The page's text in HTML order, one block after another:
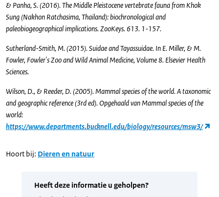
& Panha, S. (2016). The Middle Pleistocene vertebrate fauna from Khok
Sung (Nakhon Ratchasima, Thailand): biochronological and
paleobiogeographical implications. ZooKeys. 613. 1-157.
Sutherland-Smith, M. (2015). Suidae and Tayassuidae. In E. Miller, & M.
Fowler, Fowler's Zoo and Wild Animal Medicine, Volume 8. Elsevier Health
Sciences.
Wilson, D., & Reeder, D. (2005). Mammal species of the world. A taxonomic
and geographic reference (3rd ed). Opgehaald van Mammal species of the
world:
https://www.departments.bucknell.edu/biology/resources/msw3/
Hoort bij: Dieren en natuur